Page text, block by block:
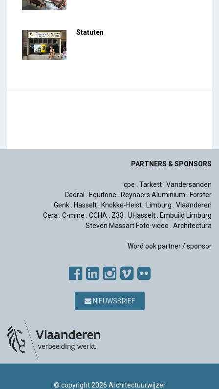
Statuten
PARTNERS & SPONSORS
cpe . Tarkett. Vandersanden
Cedral . Equitone . Reynaers Aluminium . Forster
Genk. Hasselt. Knokke-Heist. Limburg . Vlaanderen
Cera. C-mine . CCHA. Z33 . UHasselt. Embuild Limburg
Steven Massart Foto-video . Architectura
Word ook partner / sponsor
NIEUWSBRIEF
© copyright 2026 Architectuurwijzer